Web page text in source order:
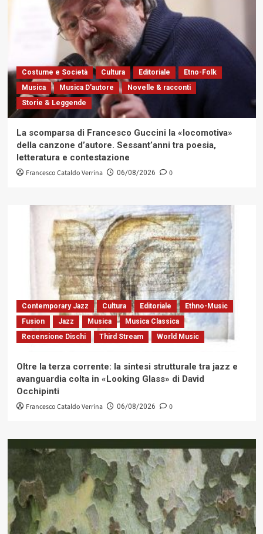
Costume e Società Cultura Editoriale
Etno-Folk
Musica
Musica D'autore
Novelle & racconti
Storie & Leggende
La scomparsa di Francesco Guccini la «locomotiva»
della canzone d’autore. Sessant’anni tra poesia,
letteratura e contestazione
Francesco Cataldo Verrina 06/08/2026 0
Contemporary Jazz Cultura Editoriale
Ethno-Music
Fusion
Jazz Musica
Musica Classica
Recensione Dischi
Third Stream World Music
Oltre la terza corrente: la sintesi strutturale tra jazz e
avanguardia colta in «Looking Glass» di David
Occhipinti
Francesco Cataldo Verrina 06/08/2026 0